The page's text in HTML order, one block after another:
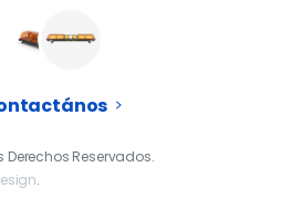
Derechos Reservados.
.